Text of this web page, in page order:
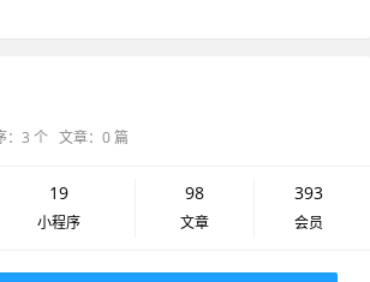
：3 个 文章：0 篇
19
小程序
98
文章
393
会员